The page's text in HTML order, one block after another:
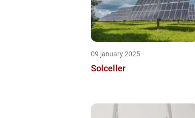
09 january 2025
Solceller